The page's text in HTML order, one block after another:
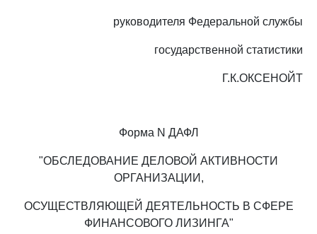
руководителя Федеральной службы
государственной статистики
Г.К.ОКСЕНОЙТ
Форма N ДАФЛ
"ОБСЛЕДОВАНИЕ ДЕЛОВОЙ АКТИВНОСТИ
ОРГАНИЗАЦИИ,
ОСУЩЕСТВЛЯЮЩЕЙ ДЕЯТЕЛЬНОСТЬ В СФЕРЕ
ФИНАНСОВОГО ЛИЗИНГА"